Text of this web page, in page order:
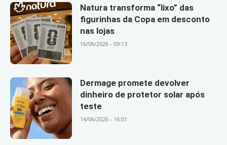
Natura transforma “lixo” das
figurinhas da Copa em desconto
nas lojas
16/06/2026 - 09:13
Dermage promete devolver
dinheiro de protetor solar após
teste
14/06/2026 - 16:01